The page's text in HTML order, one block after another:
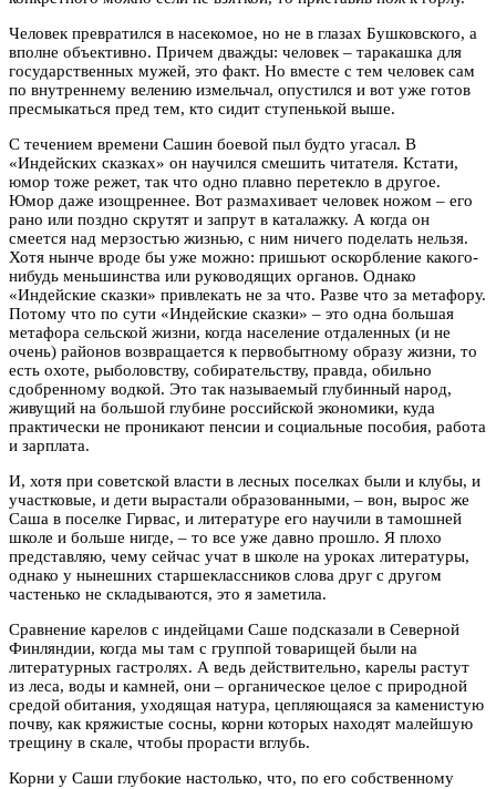
Человек превратился в насекомое, но не в глазах Бушковского, а
вполне объективно. Причем дважды: человек – таракашка для
государственных мужей, это факт. Но вместе с тем человек сам
по внутреннему велению измельчал, опустился и вот уже готов
пресмыкаться пред тем, кто сидит ступенькой выше.
С течением времени Сашин боевой пыл будто угасал. В
«Индейских сказках» он научился смешить читателя. Кстати,
юмор тоже режет, так что одно плавно перетекло в другое.
Юмор даже изощреннее. Вот размахивает человек ножом – его
рано или поздно скрутят и запрут в каталажку. А когда он
смеется над мерзостью жизнью, с ним ничего поделать нельзя.
Хотя нынче вроде бы уже можно: пришьют оскорбление какого-
нибудь меньшинства или руководящих органов. Однако
«Индейские сказки» привлекать не за что. Разве что за метафору.
Потому что по сути «Индейские сказки» – это одна большая
метафора сельской жизни, когда население отдаленных (и не
очень) районов возвращается к первобытному образу жизни, то
есть охоте, рыболовству, собирательству, правда, обильно
сдобренному водкой. Это так называемый глубинный народ,
живущий на большой глубине российской экономики, куда
практически не проникают пенсии и социальные пособия, работа
и зарплата.
И, хотя при советской власти в лесных поселках были и клубы, и
участковые, и дети вырастали образованными, – вон, вырос же
Саша в поселке Гирвас, и литературе его научили в тамошней
школе и больше нигде, – то все уже давно прошло. Я плохо
представляю, чему сейчас учат в школе на уроках литературы,
однако у нынешних старшеклассников слова друг с другом
частенько не складываются, это я заметила.
Сравнение карелов с индейцами Саше подсказали в Северной
Финляндии, когда мы там с группой товарищей были на
литературных гастролях. А ведь действительно, карелы растут
из леса, воды и камней, они – органическое целое с природной
средой обитания, уходящая натура, цепляющаяся за каменистую
почву, как кряжистые сосны, корни которых находят малейшую
трещину в скале, чтобы прорасти вглубь.
Корни у Саши глубокие настолько, что, по его собственному